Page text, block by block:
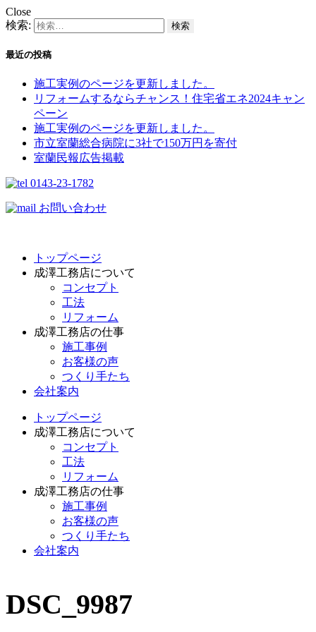
Close
検索:
最近の投稿
施工実例のページを更新しました。
リフォームするならチャンス！住宅省エネ2024キャン
ペーン​
施工実例のページを更新しました。
市立室蘭総合病院に3社で150万円を寄付
室蘭民報広告掲載
0143-23-1782
お問い合わせ
トップページ
成澤工務店について
コンセプト
工法
リフォーム
成澤工務店の仕事
施工事例
お客様の声
つくり手たち
会社案内
トップページ
成澤工務店について
コンセプト
工法
リフォーム
成澤工務店の仕事
施工事例
お客様の声
つくり手たち
会社案内
DSC_9987